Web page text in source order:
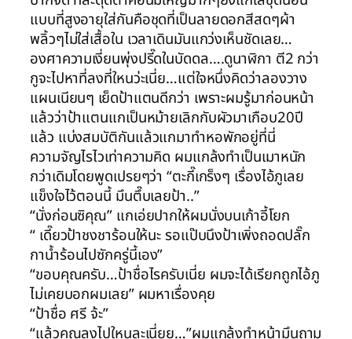
แบบที่สูงอายุใส่กันคือชุดที่เป็นลายดอกสีสดๆผ้า
พลิ้วๆไม่ใส่เสื้อใน เวลาเดินมันแกว่งเห็นชัดเลย…
องศาความเงี่ยนพุ่งปรี๊ดในบัดดล….ดูนาฬิกา ตี2 กว่า
กูจะไปหาที่ลงที่ใหนว่ะเนี่ย…แต่ใจหนึ่งคิดว่าลองวาง
แผนเนียนๆ เย็ดป้าแตนดีกว่า เพราะผมรู้มาก่อนหน้า
แล้วว่าป้าแตนแกเป็นหม้ายเลิกกับผัวมาเกือบ20ปี
แล้ว แบ่งสมบัติกันแล้วแกมาทำหอพักอยู่ที่นี่
ความจัญไรไวเท่าความคิด ผมแกล้งทำเป็นเมาหนัก
กว่าเดิมโดยพูดเปรยๆว่า “ตะกี๊เกร็งๆ เรื่องไอ้ภูเลย
แข็งใจไว้ตอนนี้ มึนตึ๊บเลยป้า..”
“นั่งก่อนซิคุณ” แกเอ่ยปากให้ผมนั่งบนเก้าอี้โยก
“ เดี๊ยวป้าชงชาร้อนให้นะ รอแป๊บนึงป้าเพิ่งถอดปลั๊ก
กาน้ำร้อนไปซักครู่นี้เอง”
“ขอบคุณครับ…ป้าชื่อไรครับเนี่ย ผมจะได้เรียกถูกไอ้ภู
ไม่เคยบอกผมเลย” ผมหาเรื่องคุย
“ป้าชื่อ ศรี จ้ะ”
“แล้วคุณลุงไปใหนละเนี่ยย…”ผมแกล้งทำหน้ามึนถาม